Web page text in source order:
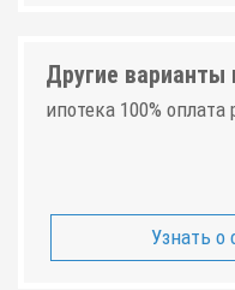
Другие варианты
ипотека 100% оплата
Узнать о